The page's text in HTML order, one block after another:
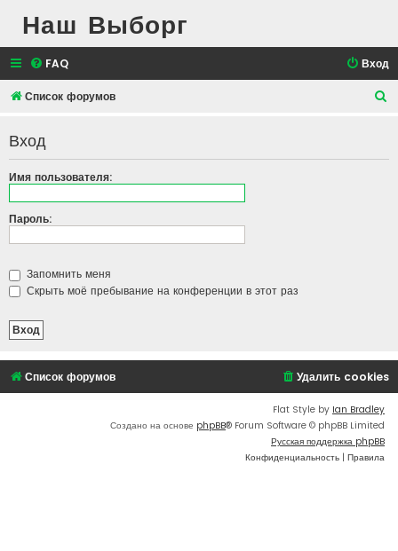
Наш Выборг
FAQ Вход
Список форумов
с
Вход
Имя пользователя:
Пароль:
Запомнить меня
Скрыть моё пребывание на конференции в этот раз
Список форумов Удалить cookies
Flat Style by Ian Bradley
Создано на основе phpBB® Forum Software © phpBB Limited
Русская поддержка phpBB
Конфиденциальность | Правила